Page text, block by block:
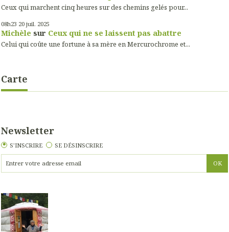
Ceux qui marchent cinq heures sur des chemins gelés pour...
08h23 20 juil. 2025
Michèle sur Ceux qui ne se laissent pas abattre
Celui qui coûte une fortune à sa mère en Mercurochrome et...
Carte
Newsletter
S'INSCRIRE SE DÉSINSCRIRE